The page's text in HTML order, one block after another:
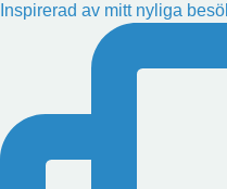
Inspirerad av mitt nyliga